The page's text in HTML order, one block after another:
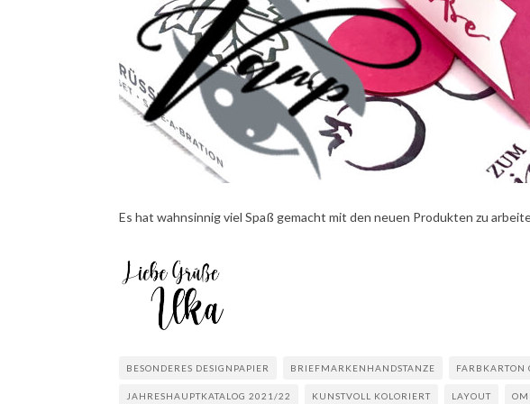
Es hat wahnsinnig viel Spaß gemacht mit den neuen Produkten zu
BESONDERES DESIGNPAPIER BRIEFMARKENHANDSTANZE FARBKARTON
JAHRESHAUPTKATALOG 2021/22 KUNSTVOLL KOLORIERT LAYOUT